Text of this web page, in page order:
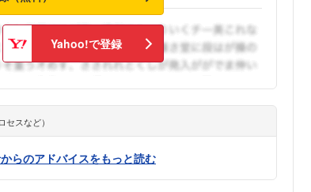
Yahoo!で登録
セスなど）
らのアドバイスをもっと読む